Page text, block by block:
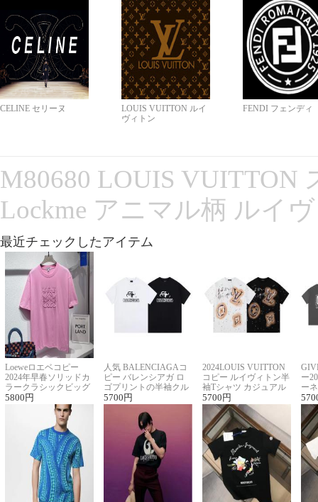
CELINE セリーヌ
LOUIS VUITTON ルイ
ヴィトン
FENDI フェンディ
M80680 LOUIS VUITTON
Lockme アニマル柄 ルイ
最近チェックしたアイテム
Loeweロエベコピー
2024年早春ソリッドカ
ラークラシックビッグ
ロゴ刺繍Tシャツ
5800 円
人気 BALENCIAGAコ
ピー バレンシアガ ロ
ゴプリントの半袖クル
ーネックTシャツ
5700 円
2024LOUIS VUITTON
コピー ルイヴィトン半
袖Tシャツ カジュアル
に馴染む 2色展開
5700 円
ー
ー
ー